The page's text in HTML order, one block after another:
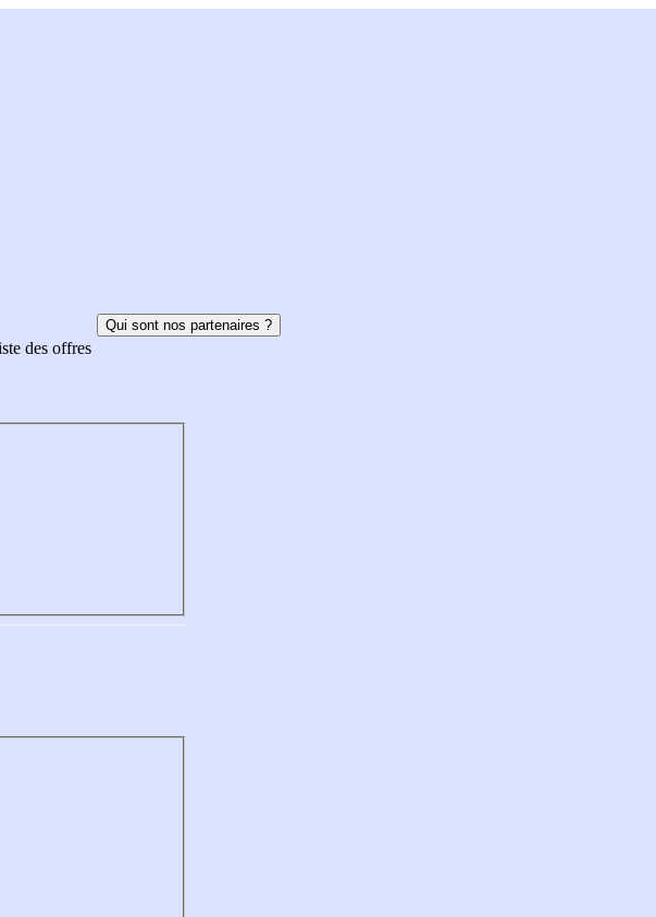
des offres
Qui sont nos partenaires ?